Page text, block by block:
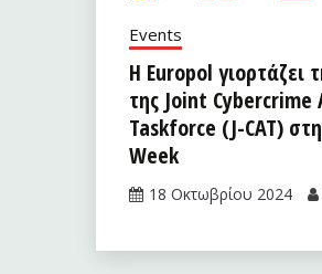
Events
Η Europol γιορτάζει
της Joint Cybercrime
Taskforce (J-CAT)
Week
18 Οκτωβρίου 2024